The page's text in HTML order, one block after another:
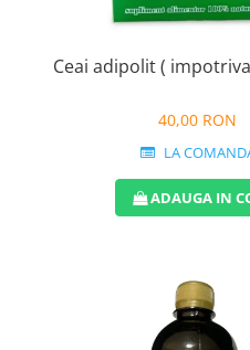
Ceai adipolit (
40,00 RON
LA
ADAUGA IN